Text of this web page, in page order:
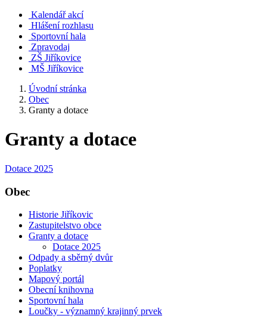
Kalendář akcí
Hlášení rozhlasu
Sportovní hala
Zpravodaj
ZŠ Jiříkovice
MŠ Jiříkovice
Úvodní stránka
Obec
Granty a dotace
Granty a dotace
Dotace 2025
Obec
Historie Jiříkovic
Zastupitelstvo obce
Granty a dotace
Dotace 2025
Odpady a sběrný dvůr
Poplatky
Mapový portál
Obecní knihovna
Sportovní hala
Loučky - významný krajinný prvek